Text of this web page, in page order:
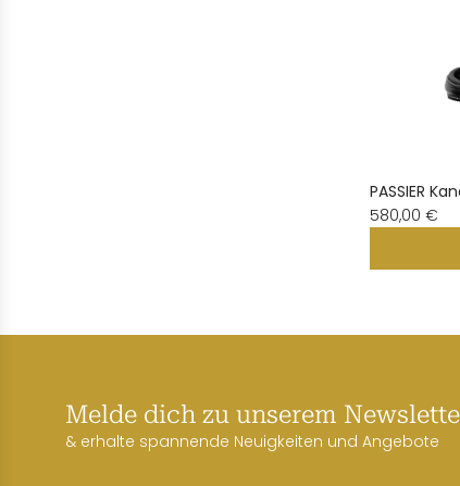
PASSIER
580,00 €
Melde dich zu unserem
& erhalte spannende Neuigkeiten und Angebote